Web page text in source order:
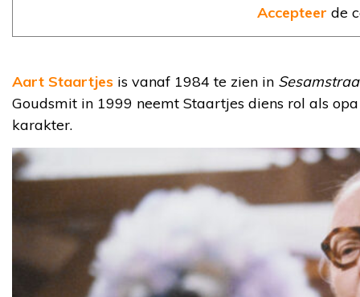
Accepteer de
Aart Staartjes is vanaf 1984 te zien in
Goudsmit in 1999 neemt Staartjes diens rol als
karakter.